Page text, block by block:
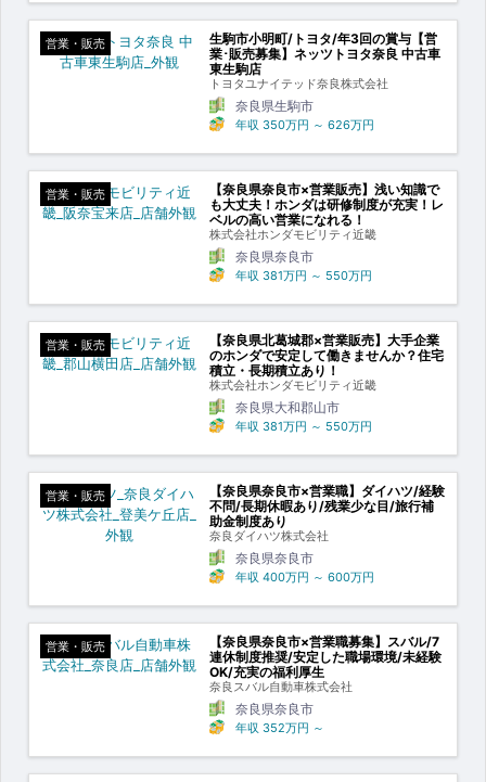
営業・販売
生駒市小明町/トヨタ/年3回の賞与【営
業･販売募集】ネッツトヨタ奈良 中古車
東生駒店
トヨタユナイテッド奈良株式会社
奈良県生駒市
年収 350万円 ～ 626万円
営業・販売
【奈良県奈良市×営業販売】浅い知識で
も大丈夫！ホンダは研修制度が充実！レ
ベルの高い営業になれる！
株式会社ホンダモビリティ近畿
奈良県奈良市
年収 381万円 ～ 550万円
営業・販売
【奈良県北葛城郡×営業販売】大手企業
のホンダで安定して働きませんか？住宅
積立・長期積立あり！
株式会社ホンダモビリティ近畿
奈良県大和郡山市
年収 381万円 ～ 550万円
営業・販売
【奈良県奈良市×営業職】ダイハツ/経験
不問/長期休暇あり/残業少な目/旅行補
助金制度あり
奈良ダイハツ株式会社
奈良県奈良市
年収 400万円 ～ 600万円
営業・販売
【奈良県奈良市×営業職募集】スバル/7
連休制度推奨/安定した職場環境/未経験
OK/充実の福利厚生
奈良スバル自動車株式会社
奈良県奈良市
年収 352万円 ～